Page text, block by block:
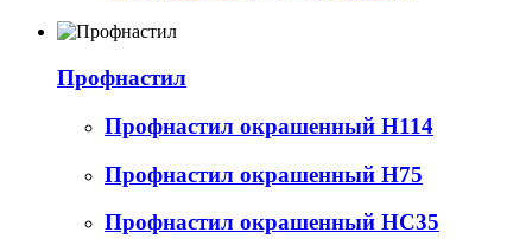
Профнастил
Профнастил окрашенный Н114
Профнастил окрашенный Н75
Профнастил окрашенный НС35